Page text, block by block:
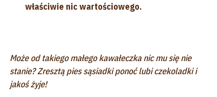
właściwie nic wartościowego.
Może od takiego małego kawałeczka nic mu się nie
stanie? Zresztą pies sąsiadki ponoć lubi czekoladki i
jakoś żyje!